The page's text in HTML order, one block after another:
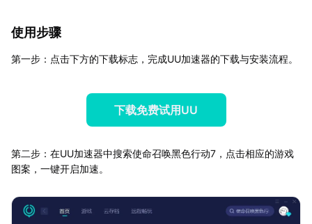
使用步骤
第一步：点击下方的下载标志，完成UU加速器的下载与安装流程。
下载免费试用UU
第二步：在UU加速器中搜索使命召唤黑色行动7，点击相应的游戏
图案，一键开启加速。